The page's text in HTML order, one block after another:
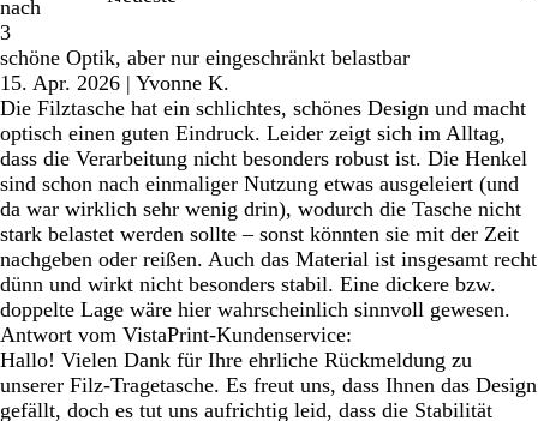
nach
3
schöne Optik, aber nur eingeschränkt belastbar
15. Apr. 2026 | Yvonne K.
Die Filztasche hat ein schlichtes, schönes Design und macht
optisch einen guten Eindruck. Leider zeigt sich im Alltag,
dass die Verarbeitung nicht besonders robust ist. Die Henkel
sind schon nach einmaliger Nutzung etwas ausgeleiert (und
da war wirklich sehr wenig drin), wodurch die Tasche nicht
stark belastet werden sollte – sonst könnten sie mit der Zeit
nachgeben oder reißen. Auch das Material ist insgesamt recht
dünn und wirkt nicht besonders stabil. Eine dickere bzw.
doppelte Lage wäre hier wahrscheinlich sinnvoll gewesen.
Antwort vom VistaPrint-Kundenservice:
Hallo! Vielen Dank für Ihre ehrliche Rückmeldung zu
unserer Filz-Tragetasche. Es freut uns, dass Ihnen das Design
gefällt, doch es tut uns aufrichtig leid, dass die Stabilität